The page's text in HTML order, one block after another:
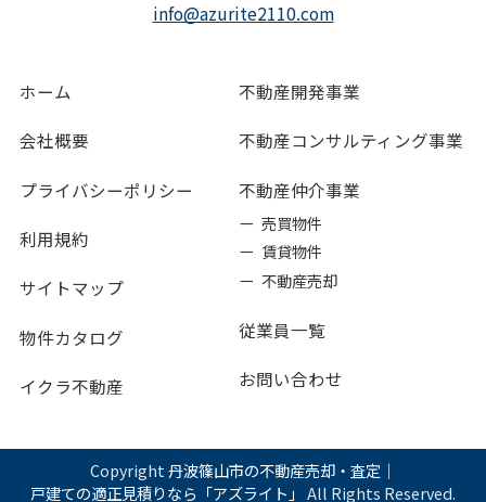
info@azurite2110.com
ホーム
会社概要
プライバシーポリシー
利用規約
サイトマップ
物件カタログ
イクラ不動産
不動産開発事業
不動産コンサルティング事業
不動産仲介事業
ー 売買物件
ー 賃貸物件
ー 不動産売却
従業員一覧
お問い合わせ
Copyright丹波篠山市の不動産売却・査定｜
戸建ての適正見積りなら「アズライト」 All Rights Reserved.